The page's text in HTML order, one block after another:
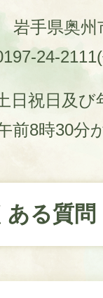
岩手県奥州
24-
日祝日及
前8時30分
ある質問